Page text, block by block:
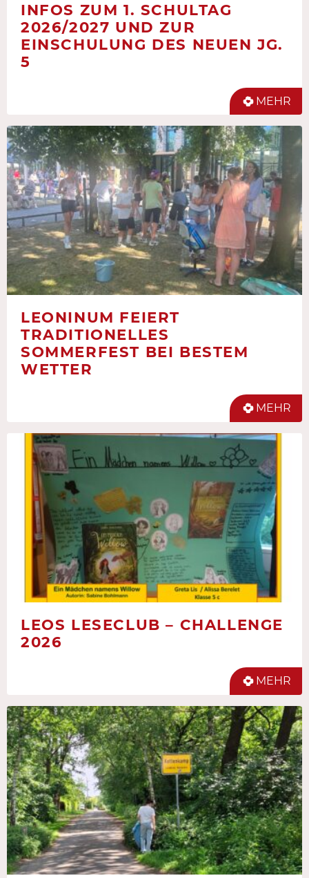
INFOS ZUM 1. SCHULTAG
2026/2027 UND ZUR
EINSCHULUNG DES NEUEN JG.
5
MEHR
LEONINUM FEIERT
TRADITIONELLES
SOMMERFEST BEI BESTEM
WETTER
MEHR
LEOS LESECLUB – CHALLENGE
2026
MEHR